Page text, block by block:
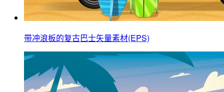
带冲浪板的复古巴士矢量素材(EPS)